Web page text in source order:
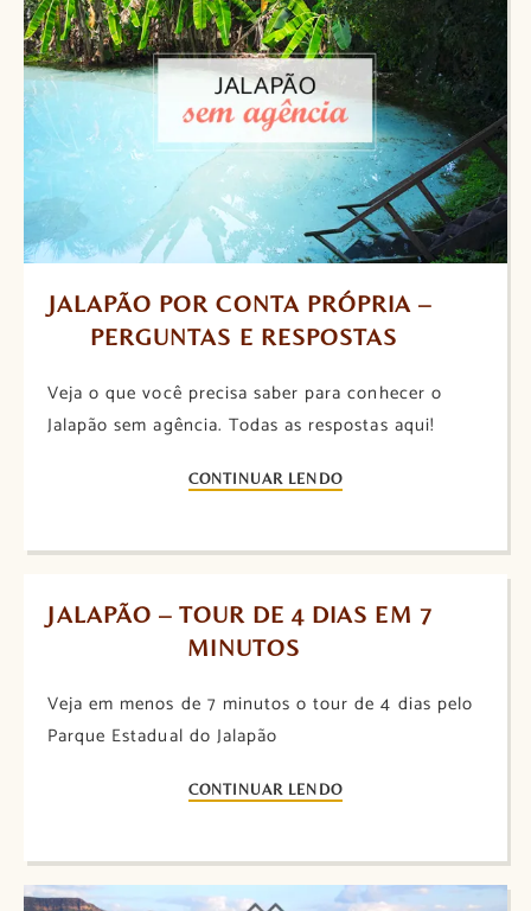
JALAPÃO POR CONTA PRÓPRIA –
PERGUNTAS E RESPOSTAS
Veja o que você precisa saber para conhecer o
Jalapão sem agência. Todas as respostas aqui!
CONTINUAR LENDO
JALAPÃO – TOUR DE 4 DIAS EM 7
MINUTOS
Veja em menos de 7 minutos o tour de 4 dias pelo
Parque Estadual do Jalapão
CONTINUAR LENDO